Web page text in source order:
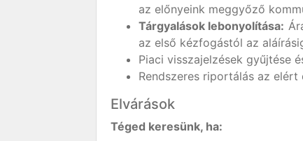
az előnyeink meggyőző
Tárgyalások lebonyolítása:
az első kézfogástól az
Piaci visszajelzések gyűjtése
Rendszeres riportálás az elért
Elvárások
Téged keresünk, ha: